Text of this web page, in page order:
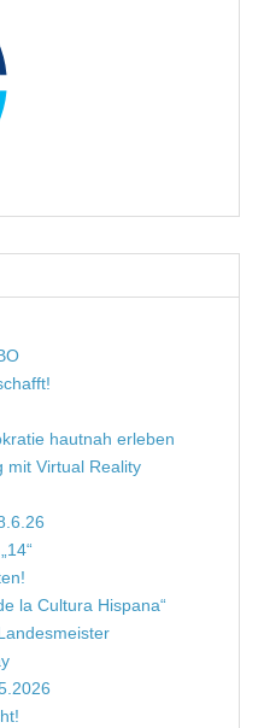
hautnah erleben
mit Virtual Reality
la Cultura Hispana“